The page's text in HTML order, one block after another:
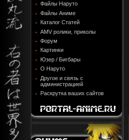
Файлы Наруто
Файлы Аниме
Каталог Статей
AMV ролики, приколы
Форум
Картинки
Юзер / Бигбары
О Наруто
Другое и связь с
администрацией
Раскрутка ваших сайтов